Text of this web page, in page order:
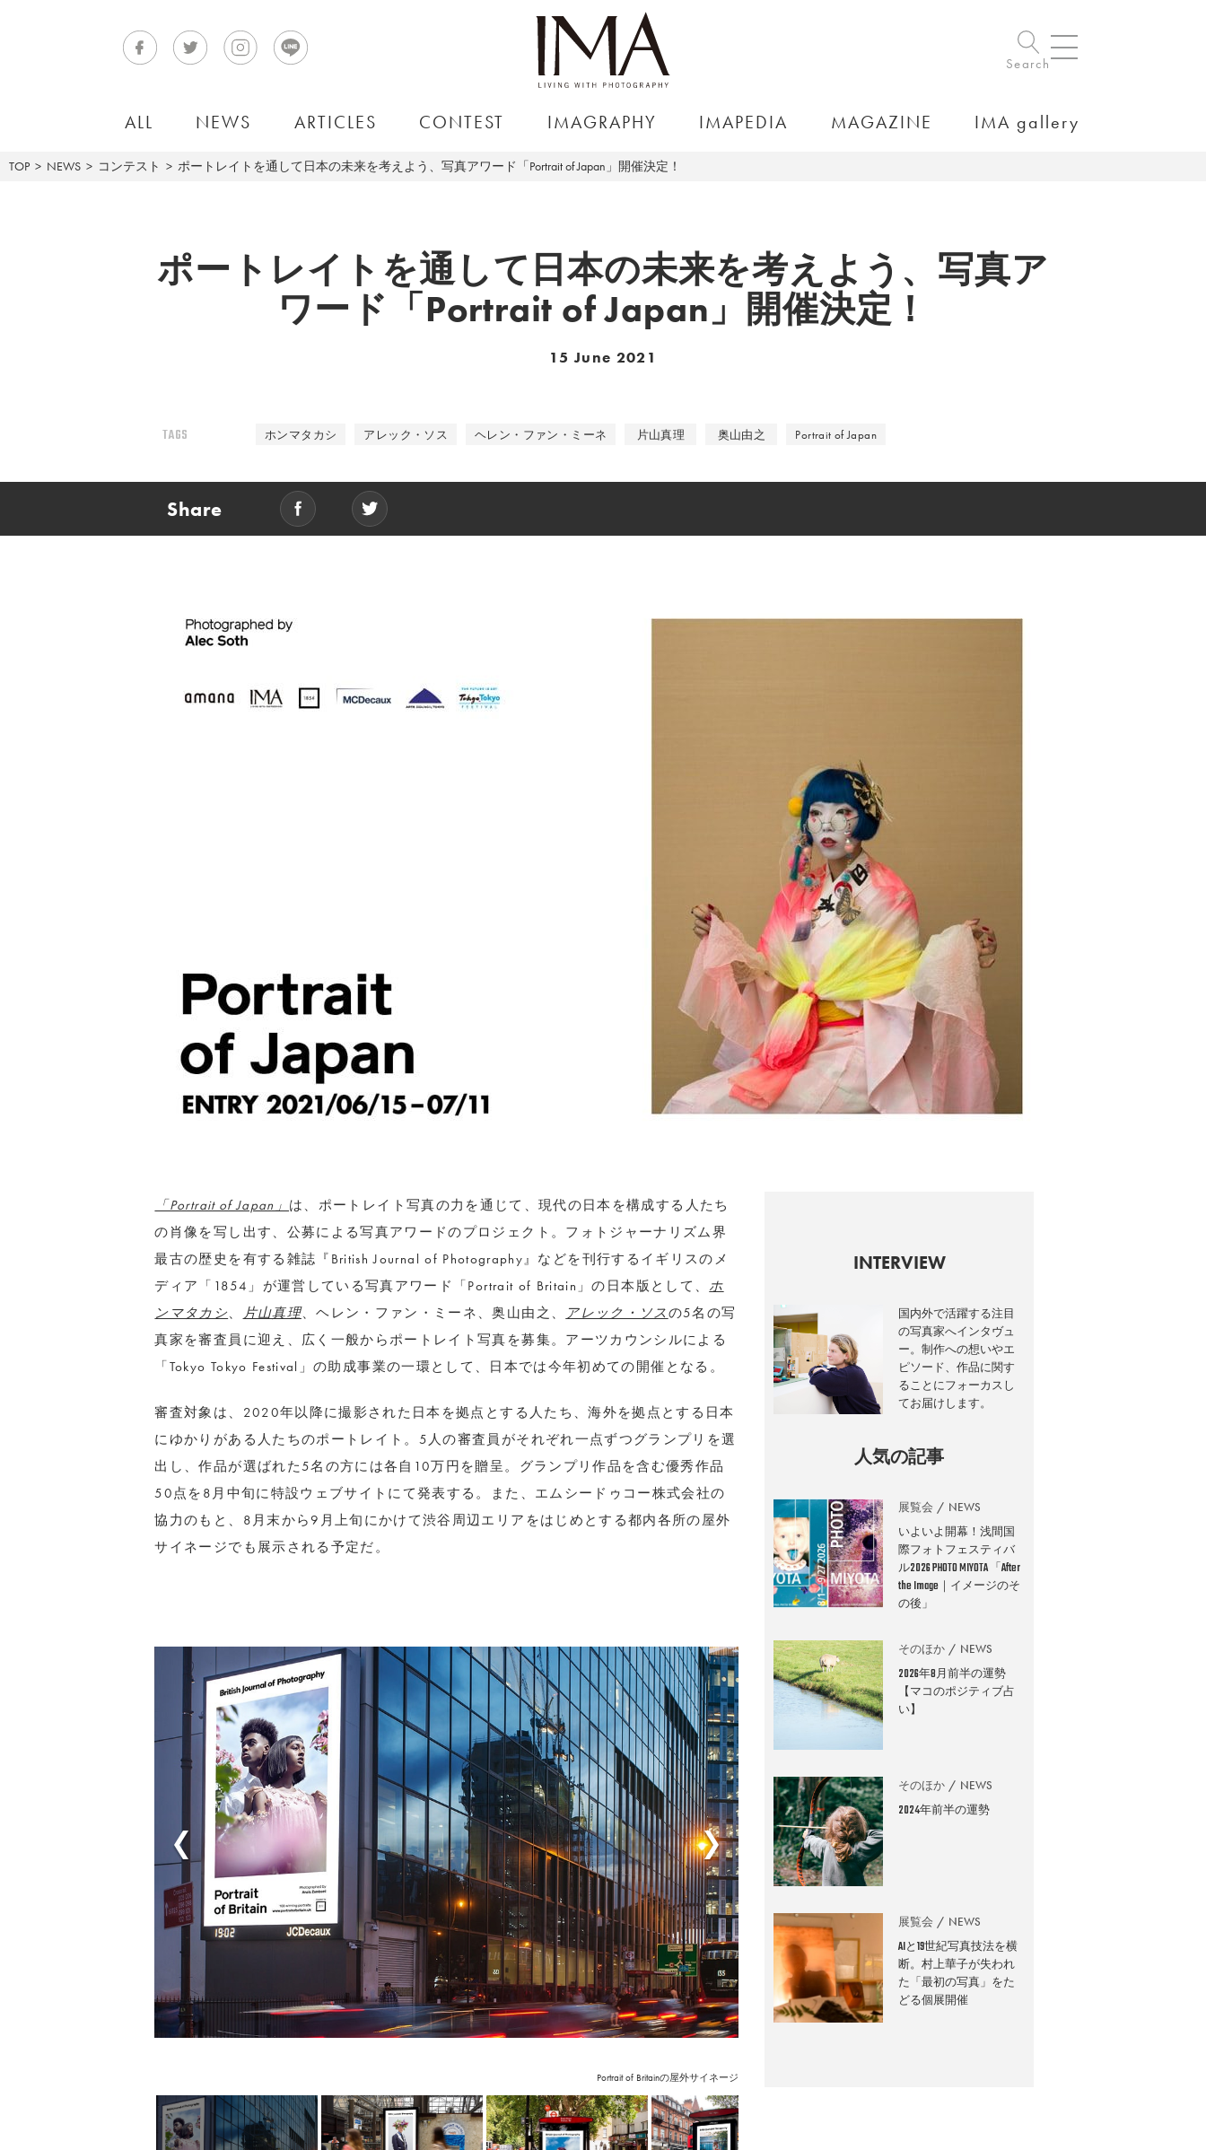
Search
ALL NEWS ARTICLES CONTEST IMAGRAPHY IMAPEDIA MAGAZINE IMA gallery
TOP NEWS コンテスト ポートレイトを通して日本の未来を考えよう、写真アワード「Portrait of Japan」開催決定！
ポートレイトを通して日本の未来を考えよう、写真ア
ワード「Portrait of Japan」開催決定！
15 June 2021
TAGS ホンマタカシ アレック・ソス ヘレン・ファン・ミーネ 片山真理 奥山由之 Portrait of Japan
Share
「Portrait of Japan」 は、ポートレイト写真の力を通じて、現代の日本を構成する人たち
の肖像を写し出す、公募による写真アワードのプロジェクト。フォトジャーナリズム界
最古の歴史を有する雑誌『British Journal of Photography』などを刊行するイギリスのメ
ディア「1854」が運営している写真アワード「Portrait of Britain」の日本版として、 ホ
ンマタカシ、 片山真理、ヘレン・ファン・ミーネ、奥山由之、 アレック・ソスの5名の写
真家を審査員に迎え、広く一般からポートレイト写真を募集。アーツカウンシルによる
「Tokyo Tokyo Festival」の助成事業の一環として、日本では今年初めての開催となる。
審査対象は、2020年以降に撮影された日本を拠点とする人たち、海外を拠点とする日本
にゆかりがある人たちのポートレイト。5人の審査員がそれぞれ一点ずつグランプリを選
出し、作品が選ばれた5名の方には各自10万円を贈呈。グランプリ作品を含む優秀作品
50点を8月中旬に特設ウェブサイトにて発表する。また、エムシードゥコー株式会社の
協力のもと、8月末から9月上旬にかけて渋谷周辺エリアをはじめとする都内各所の屋外
サイネージでも展示される予定だ。
Portrait of Britainの屋外サイネージ
INTERVIEW
国内外で活躍する注目
の写真家へインタヴュ
ー。制作への想いやエ
ピソード、作品に関す
ることにフォーカスし
てお届けします。
人気の記事
展覧会 NEWS
いよいよ開幕！浅間国
際フォトフェスティバ
ル2026 PHOTO MIYOTA 「After
the Image｜イメージのそ
の後」
そのほか NEWS
2026年8月前半の運勢
【マコのポジティブ占
い】
そのほか NEWS
2024年前半の運勢
展覧会 NEWS
AIと19世紀写真技法を横
断。村上華子が失われ
た「最初の写真」をた
どる個展開催